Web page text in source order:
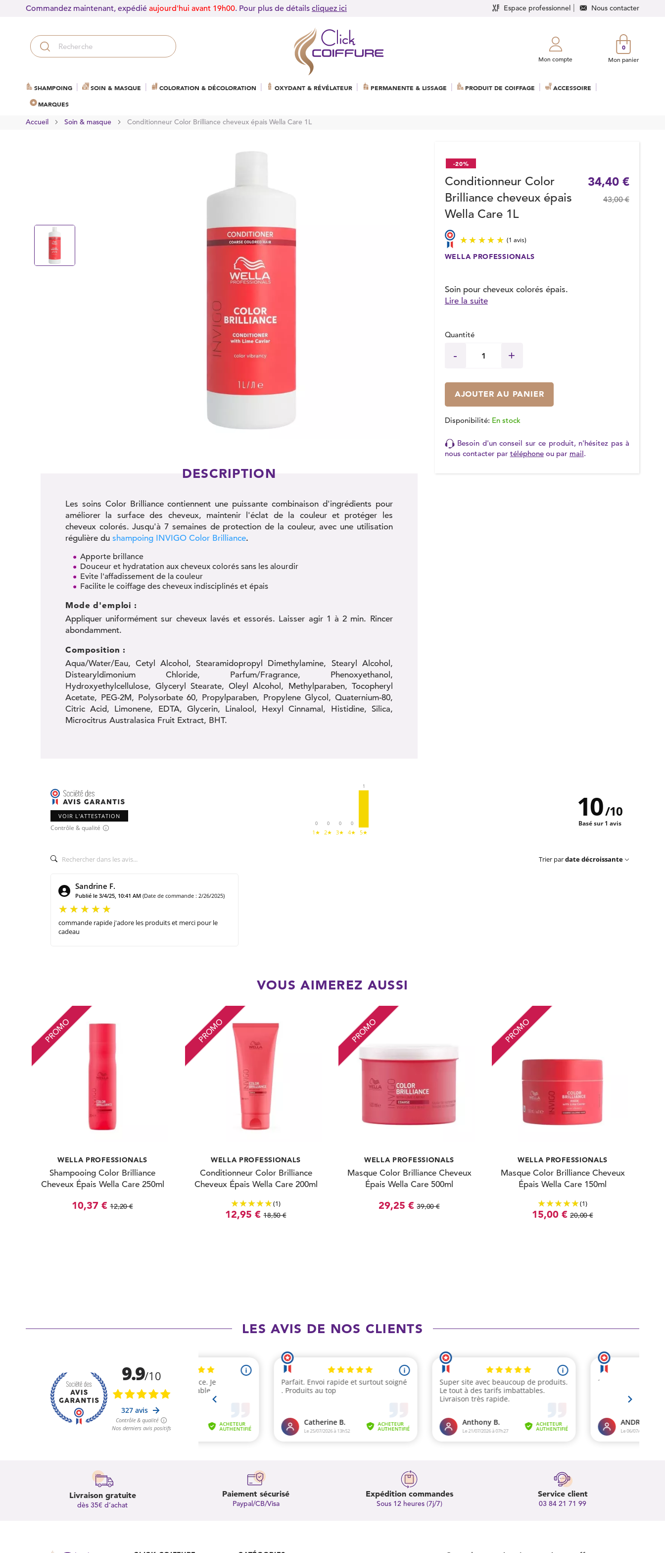
Commandez maintenant, expédié aujourd'hui avant 19h00. Pour plus de détails cliquez ici Espace professionnel Nous contacter
Mon compte
0
Mon panier
SHAMPOING SOIN & MASQUE COLORATION & DÉCOLORATION OXYDANT & RÉVÉLATEUR PERMANENTE & LISSAGE PRODUIT DE COIFFAGE ACCESSOIRE
MARQUES
Accueil Soin & masque Conditionneur Color Brilliance cheveux épais Wella Care 1L
-20%
Conditionneur Color
Brilliance cheveux épais
Wella Care 1L
WELLA PROFESSIONALS
Soin pour cheveux colorés épais.
Lire la suite
34,40 €
43,00 €
Quantité
AJOUTER AU PANIER
Disponibilité: En stock
Besoin d'un conseil sur ce produit, n'hésitez pas à
nous contacter par téléphoneou par mail.
DESCRIPTION
Les soins Color Brilliance contiennent une puissante combinaison d'ingrédients pour
améliorer la surface des cheveux, maintenir l'éclat de la couleur et protéger les
cheveux colorés. Jusqu'à 7 semaines de protection de la couleur, avec une utilisation
régulière du shampoing INVIGO Color Brilliance.
Apporte brillance
Douceur et hydratation aux cheveux colorés sans les alourdir
Evite l'affadissement de la couleur
Facilite le coiffage des cheveux indisciplinés et épais
Mode d'emploi :
Appliquer uniformément sur cheveux lavés et essorés. Laisser agir 1 à 2 min. Rincer
abondamment.
Composition :
Aqua/Water/Eau, Cetyl Alcohol, Stearamidopropyl Dimethylamine, Stearyl Alcohol,
Distearyldimonium Chloride, Parfum/Fragrance, Phenoxyethanol,
Hydroxyethylcellulose, Glyceryl Stearate, Oleyl Alcohol, Methylparaben, Tocopheryl
Acetate, PEG-2M, Polysorbate 60, Propylparaben, Propylene Glycol, Quaternium-80,
Citric Acid, Limonene, EDTA, Glycerin, Linalool, Hexyl Cinnamal, Histidine, Silica,
Microcitrus Australasica Fruit Extract, BHT.
VOIR L'ATTESTATION
Contrôle & qualité
0
1★
0
2★
0
3★
0
4★
1
5★
10/10
Basé sur 1 avis
Trier pardate décroissante
Sandrine F.
Publié le 3/4/25, 10:41 AM (Date de commande : 2/26/2025)
commande rapide j'adore les produits et merci pour le
cadeau
VOUS AIMEREZ AUSSI
PROMO
WELLA PROFESSIONALS
Shampooing Color Brilliance
Cheveux Épais Wella Care 250ml
10,37 € 12,20 €
PROMO
WELLA PROFESSIONALS
Conditionneur Color Brilliance
Cheveux Épais Wella Care 200ml
(1)
12,95 € 18,50 €
PROMO
WELLA PROFESSIONALS
Masque Color Brilliance Cheveux
Épais Wella Care 500ml
29,25 € 39,00 €
PROMO
WELLA PROFESSIONALS
Masque Color Brilliance Cheveux
Épais Wella Care 150ml
(1)
15,00 € 20,00 €
LES AVIS DE NOS CLIENTS
Livraison gratuite
dès 35€ d’achat
Paiement sécurisé
Paypal/CB/Visa
Expédition commandes
Sous 12 heures (7j/7)
Service client
03 84 21 71 99